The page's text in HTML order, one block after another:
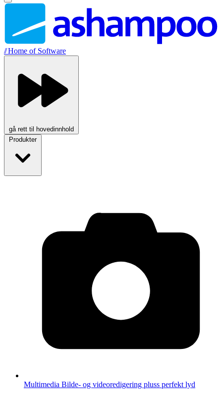
//Home of Software
gå rett til hovedinnhold
Produkter
Multimedia Bilde- og videoredigering pluss perfekt lyd